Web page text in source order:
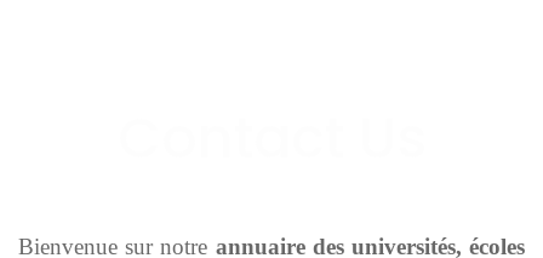
Bienvenue sur notre annuaire des universités, écoles